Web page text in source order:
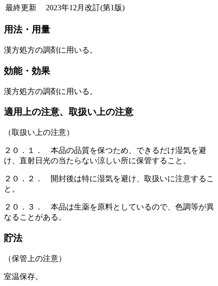
最終更新
2023年12月改訂(第1版)
用法・用量
漢方処方の調剤に用いる。
効能・効果
漢方処方の調剤に用いる。
適用上の注意、取扱い上の注意
（取扱い上の注意）
２０．１． 本品の品質を保つため、できるだけ湿気を避
け、直射日光の当たらない涼しい所に保管すること。
２０．２． 開封後は特に湿気を避け、取扱いに注意するこ
と。
２０．３． 本品は生薬を原料としているので、色調等が異
なることがある。
貯法
（保管上の注意）
室温保存。